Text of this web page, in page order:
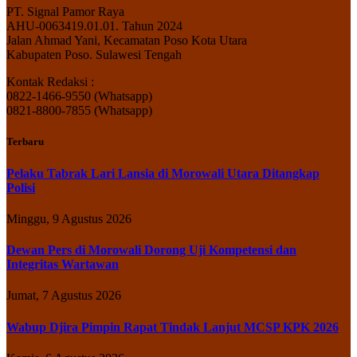
PT. Signal Pamor Raya
AHU-0063419.01.01. Tahun 2024
Jalan Ahmad Yani, Kecamatan Poso Kota Utara
Kabupaten Poso. Sulawesi Tengah
Kontak Redaksi :
0822-1466-9550 (Whatsapp)
0821-8800-7855 (Whatsapp)
Terbaru
Pelaku Tabrak Lari Lansia di Morowali Utara Ditangkap
Polisi
Minggu, 9 Agustus 2026
Dewan Pers di Morowali Dorong Uji Kompetensi dan
Integritas Wartawan
Jumat, 7 Agustus 2026
Wabup Djira Pimpin Rapat Tindak Lanjut MCSP KPK 2026